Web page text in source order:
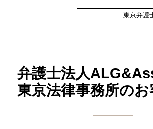
東京弁護
弁護士法人
東京法律事務所の